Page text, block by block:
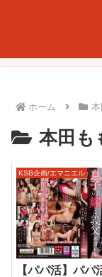
ホーム 本
本田も
KSB企画/エマニエル
【パパ活】パパ